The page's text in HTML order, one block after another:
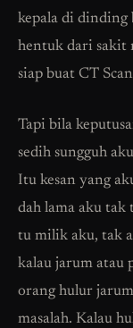
kepala di dinding
hentuk dari sakit
siap buat CT
Tapi bila
sedih sungguh
Itu kesan yang
dah lama aku tak
tu milik aku, tak
kalau jarum atau
orang hulur
masalah. Kalau